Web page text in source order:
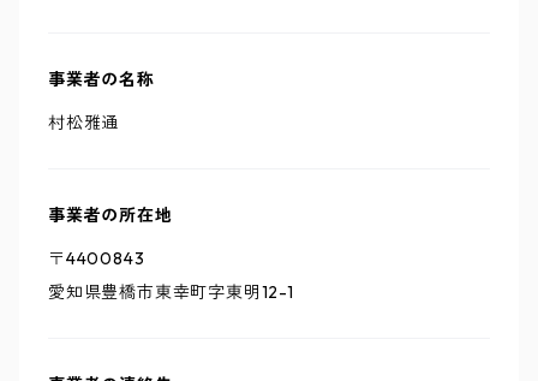
事業者の名称
村松雅通
事業者の所在地
〒4400843
愛知県豊橋市東幸町字東明12-1